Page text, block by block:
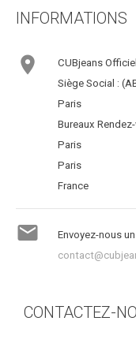
INFORMATIONS

CUBjeans Officiel
Siège Social :
Paris
Bureaux
Paris
Paris
France

Envoyez-nous
CONTACTEZ-